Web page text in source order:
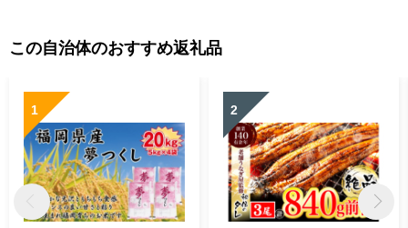
この自治体のおすすめ返礼品
1 2